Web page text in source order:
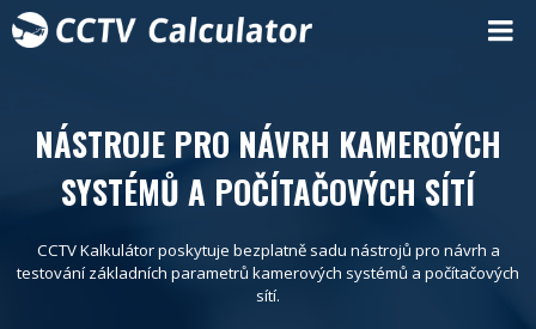
NÁSTROJE PRO NÁVRH KAMEROÝCH
SYSTÉMŮ A POČÍTAČOVÝCH SÍTÍ
CCTV Kalkulátor poskytuje bezplatně sadu nástrojů pro návrh a
testování základních parametrů kamerových systémů a počítačových
sítí.